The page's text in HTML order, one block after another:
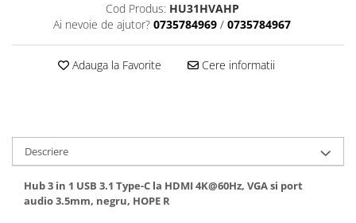
Cod Produs: HU31HVAHP
Ai nevoie de ajutor? 0735784969 / 0735784967
Adauga la Favorite Cere informatii
Descriere
Hub 3 in 1 USB 3.1 Type-C la HDMI 4K@60Hz, VGA si port
audio 3.5mm, negru, HOPE R